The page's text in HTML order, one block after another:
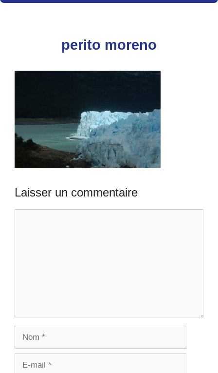
perito moreno
Laisser un commentaire